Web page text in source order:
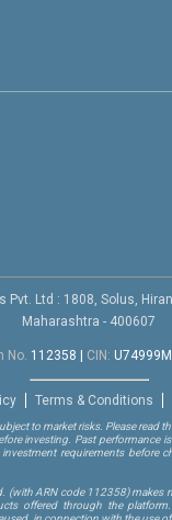
Pvt. Ltd : 1808, Solus,
Maharashtra - 400607
No. 112358 CIN:
Terms & Conditions
to market risks. Please read
investing. Past performance
requirements before
(with ARN code 112358)makes
offered through the